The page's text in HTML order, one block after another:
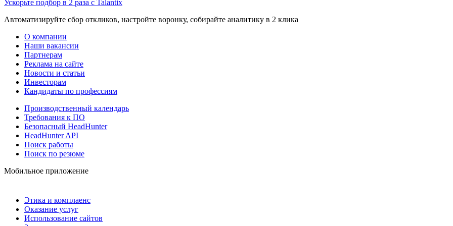
Ускорьте подбор в 2 раза с Talantix
Автоматизируйте сбор откликов, настройте воронку, собирайте аналитику в 2 клика
О компании
Наши вакансии
Партнерам
Реклама на сайте
Новости и статьи
Инвесторам
Кандидаты по профессиям
Производственный календарь
Требования к ПО
Безопасный HeadHunter
HeadHunter API
Поиск работы
Поиск по резюме
Мобильное приложение
Этика и комплаенс
Оказание услуг
Использование сайтов